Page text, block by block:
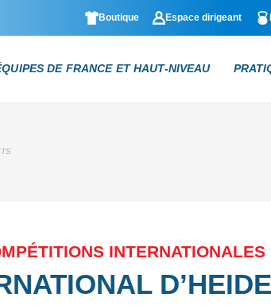
Boutique Espace dirigeant
DE FRANCE ET HAUT-NIVEAU
INTERNATIONALES